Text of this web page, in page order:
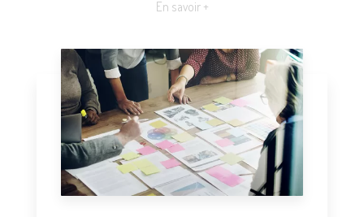
En savoir +